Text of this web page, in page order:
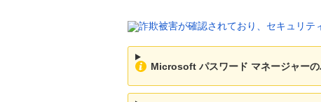
Microsoft パスワード マネージャーの